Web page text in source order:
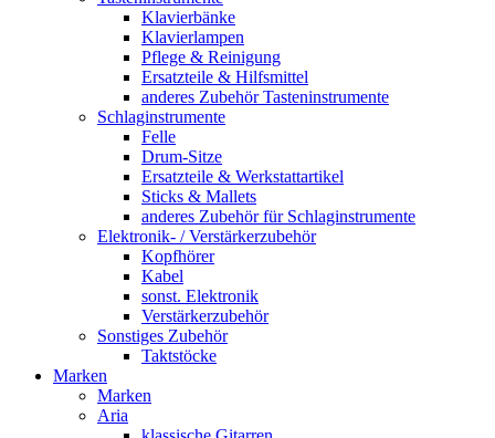
Klavierbänke
Klavierlampen
Pflege & Reinigung
Ersatzteile & Hilfsmittel
anderes Zubehör Tasteninstrumente
Schlaginstrumente
Felle
Drum-Sitze
Ersatzteile & Werkstattartikel
Sticks & Mallets
anderes Zubehör für Schlaginstrumente
Elektronik- / Verstärkerzubehör
Kopfhörer
Kabel
sonst. Elektronik
Verstärkerzubehör
Sonstiges Zubehör
Taktstöcke
Marken
Marken
Aria